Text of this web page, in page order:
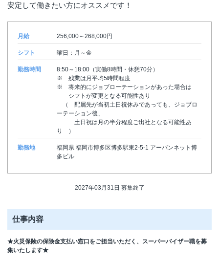
安定して働きたい方にオススメです！
月給 256,000～268,000円
シフト 曜日：月～金
勤務時間
8:50～18:00（実働8時間・休憩70分）
※ 残業は月平均5時間程度
※ 将来的にジョブローテーションがあった場合は
シフトが変更となる可能性あり
（ 配属先が当初土日祝休みであっても、ジョブロ
ーテーション後、
土日祝は月の半分程度ご出社となる可能性あ
り ）
勤務地
福岡県 福岡市博多区博多駅東2-5-1 アーバンネット博
多ビル
2027年03月31日 募集終了
仕事内容
★火災保険の保険金支払い窓口をご担当いただく、スーパーバイザー職を募
集いたします★